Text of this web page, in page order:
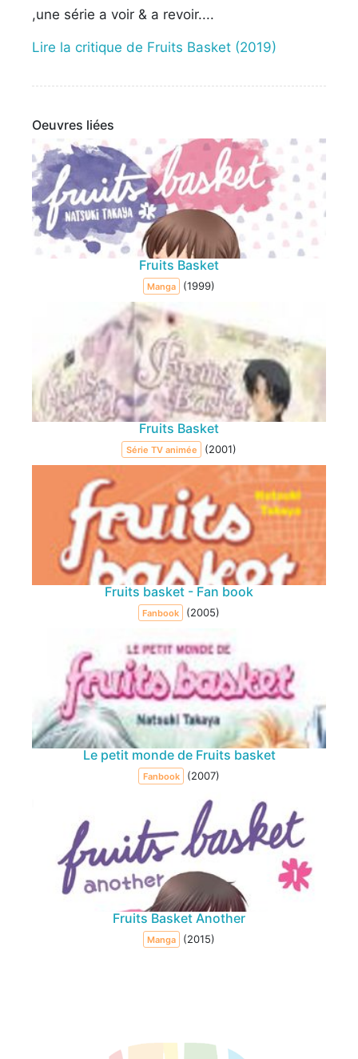
,une série a voir & a revoir....
Lire la critique de Fruits Basket (2019)
Oeuvres liées
Fruits Basket
Manga (1999)
Fruits Basket
Série TV animée (2001)
Fruits basket - Fan book
Fanbook (2005)
Le petit monde de Fruits basket
Fanbook (2007)
Fruits Basket Another
Manga (2015)